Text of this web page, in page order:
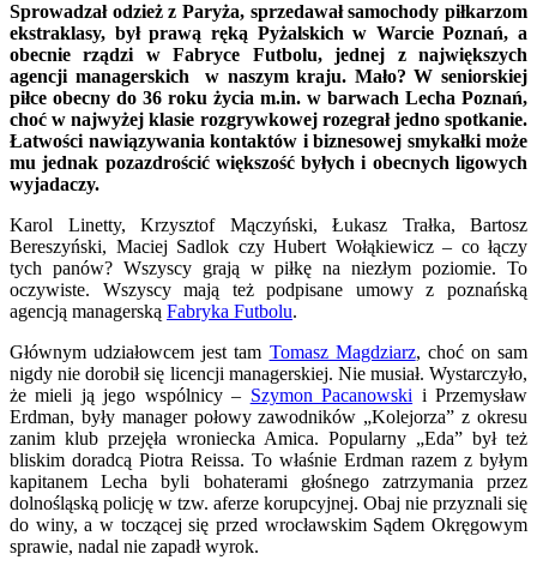
Sprowadzał odzież z Paryża, sprzedawał samochody piłkarzom
ekstraklasy, był prawą ręką Pyżalskich w Warcie Poznań, a
obecnie rządzi w Fabryce Futbolu, jednej z największych
agencji managerskich w naszym kraju. Mało? W seniorskiej
piłce obecny do 36 roku życia m.in. w barwach Lecha Poznań,
choć w najwyżej klasie rozgrywkowej rozegrał jedno spotkanie.
Łatwości nawiązywania kontaktów i biznesowej smykałki może
mu jednak pozazdrościć większość byłych i obecnych ligowych
wyjadaczy.
Karol Linetty, Krzysztof Mączyński, Łukasz Trałka, Bartosz
Bereszyński, Maciej Sadlok czy Hubert Wołąkiewicz – co łączy
tych panów? Wszyscy grają w piłkę na niezłym poziomie. To
oczywiste. Wszyscy mają też podpisane umowy z poznańską
agencją managerską Fabryka Futbolu.
Głównym udziałowcem jest tam Tomasz Magdziarz, choć on sam
nigdy nie dorobił się licencji managerskiej. Nie musiał. Wystarczyło,
że mieli ją jego wspólnicy – Szymon Pacanowski i Przemysław
Erdman, były manager połowy zawodników „Kolejorza” z okresu
zanim klub przejęła wroniecka Amica. Popularny „Eda” był też
bliskim doradcą Piotra Reissa. To właśnie Erdman razem z byłym
kapitanem Lecha byli bohaterami głośnego zatrzymania przez
dolnośląską policję w tzw. aferze korupcyjnej. Obaj nie przyznali się
do winy, a w toczącej się przed wrocławskim Sądem Okręgowym
sprawie, nadal nie zapadł wyrok.